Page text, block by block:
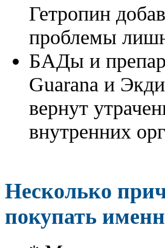
Гетропин
проблемы
БАДы и
Guarana и
вернут
внутренних
Несколько
покупать